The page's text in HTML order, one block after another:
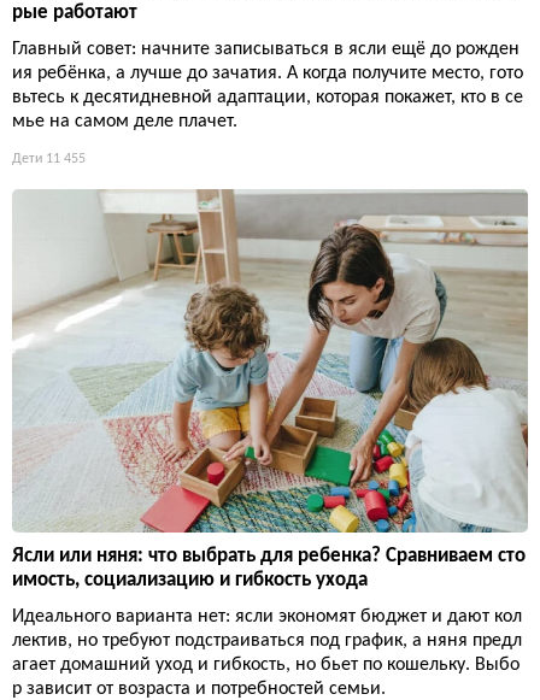
рые работают
Главный совет: начните записываться в ясли ещё до рожден
ия ребёнка, а лучше до зачатия. А когда получите место, гото
вьтесь к десятидневной адаптации, которая покажет, кто в се
мье на самом деле плачет.
Дети 11 455
Ясли или няня: что выбрать для ребенка? Сравниваем сто
имость, социализацию и гибкость ухода
Идеального варианта нет: ясли экономят бюджет и дают кол
лектив, но требуют подстраиваться под график, а няня предл
агает домашний уход и гибкость, но бьет по кошельку. Выбо
р зависит от возраста и потребностей семьи.